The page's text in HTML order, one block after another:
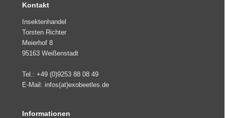
Kontakt
Insektenhandel
Torsten Richter
Meierhof 8
95163 Weißenstadt
Tel.: +49 (0)9253 88 08 49
E-Mail: infos(at)exobeetles.de
Informationen